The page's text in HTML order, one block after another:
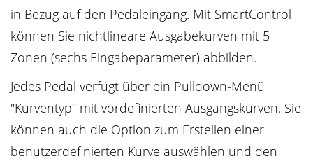
in Bezug auf den Pedaleingang. Mit SmartControl
können Sie nichtlineare Ausgabekurven mit 5
Zonen (sechs Eingabeparameter) abbilden.
Jedes Pedal verfügt über ein Pulldown-Menü
"Kurventyp" mit vordefinierten Ausgangskurven. Sie
können auch die Option zum Erstellen einer
benutzerdefinierten Kurve auswählen und den